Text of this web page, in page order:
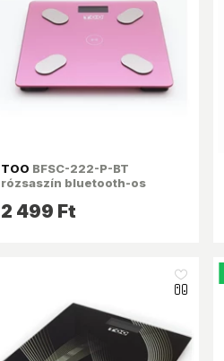
TOO BFSC-222-P-BT
rózsaszín bluetooth-os
2 499 Ft
like_16